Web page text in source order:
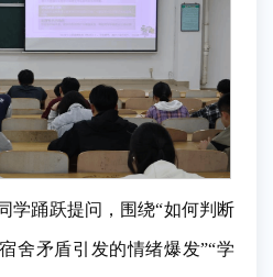
学踊跃提问，围绕“如何判断
舍矛盾引发的情绪爆发”“学